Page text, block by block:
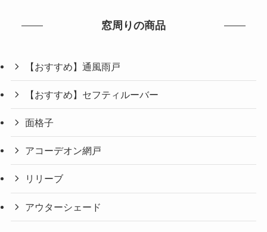
窓周りの商品
【おすすめ】通風雨戸
【おすすめ】セフティルーバー
面格子
アコーデオン網戸
リリーブ
アウターシェード